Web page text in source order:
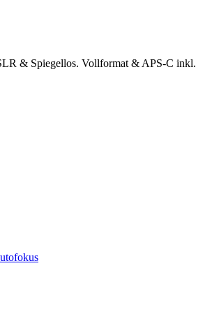
& Spiegellos. Vollformat & APS-C inkl.